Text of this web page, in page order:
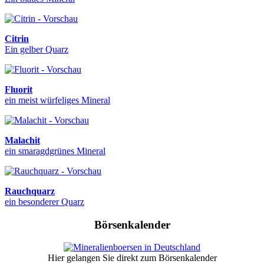
Citrin
Ein gelber Quarz
Fluorit
ein meist würfeliges Mineral
Malachit
ein smaragdgrünes Mineral
Rauchquarz
ein besonderer Quarz
Börsenkalender
Hier gelangen Sie direkt zum Börsenkalender